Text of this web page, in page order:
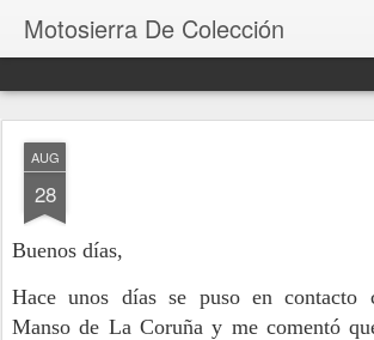
Motosierra De Colección
AUG
28
Buenos días,
Hace unos días se puso en contacto
Manso de La Coruña y me comentó